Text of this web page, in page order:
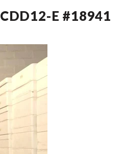
CDD12-E #18941